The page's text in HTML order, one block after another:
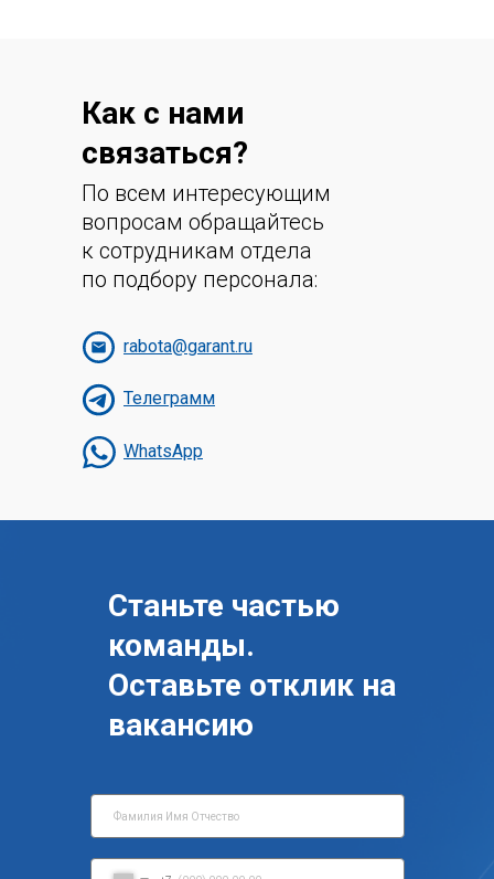
Как с нами
связаться?
По всем интересующим
вопросам обращайтесь
к сотрудникам отдела
по подбору персонала:
rabota@garant.ru
Телеграмм
WhatsApp
Станьте частью
команды.
Оставьте отклик на
вакансию